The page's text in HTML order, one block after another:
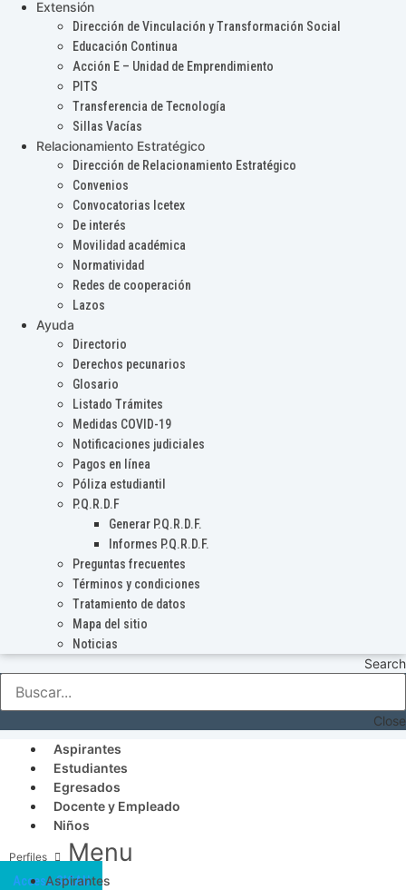
Extensión
Dirección de Vinculación y Transformación Social
Educación Continua
Acción E – Unidad de Emprendimiento
PITS
Transferencia de Tecnología
Sillas Vacías
Relacionamiento Estratégico
Dirección de Relacionamiento Estratégico
Convenios
Convocatorias Icetex
De interés
Movilidad académica
Normatividad
Redes de cooperación
Lazos
Ayuda
Directorio
Derechos pecunarios
Glosario
Listado Trámites
Medidas COVID-19
Notificaciones judiciales
Pagos en línea
Póliza estudiantil
P.Q.R.D.F
Generar P.Q.R.D.F.
Informes P.Q.R.D.F.
Preguntas frecuentes
Términos y condiciones
Tratamiento de datos
Mapa del sitio
Noticias
Search
Close
Aspirantes
Estudiantes
Egresados
Docente y Empleado
Niños
Menu
Aspirantes
Acceso SICAU